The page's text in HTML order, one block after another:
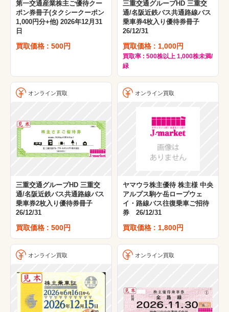
第一交通産業株主ご優待クー
ポン券冊子(タクシークーポン
1,000円分+他) 2026年12月31
日
買取価格 : 500円
三重交通グループHD 三重交
通/名阪近鉄バス共通路線バス
乗車券4枚入り優待券冊子
26/12/31
買取価格 : 1,000円
買取率 : 500株以上 1,000株未満/
緑
オンライン買取
三重交通グループHD 三重交
通/名阪近鉄バス共通路線バス
乗車券2枚入り優待券冊子
26/12/31
買取価格 : 500円
オンライン買取
ヤマウラ株主優待 株主様 中央
アルプス駒ケ岳ロープウェ
イ・路線バス往復乗車ご招待
券 26/12/31
買取価格 : 1,800円
オンライン買取 オンライン買取